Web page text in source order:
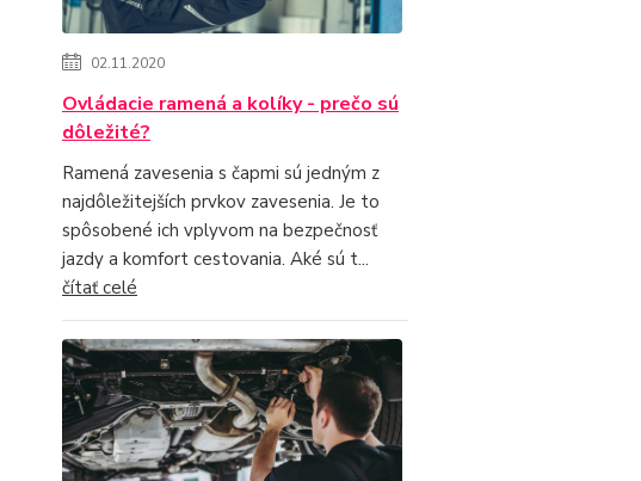
02.11.2020
Ovládacie ramená a kolíky - prečo sú
dôležité?
Ramená zavesenia s čapmi sú jedným z
najdôležitejších prvkov zavesenia. Je to
spôsobené ich vplyvom na bezpečnosť
jazdy a komfort cestovania. Aké sú t...
čítať celé